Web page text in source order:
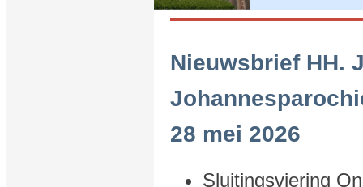
Nieuwsbrief HH.
28 mei 2026
Sluitingsviering